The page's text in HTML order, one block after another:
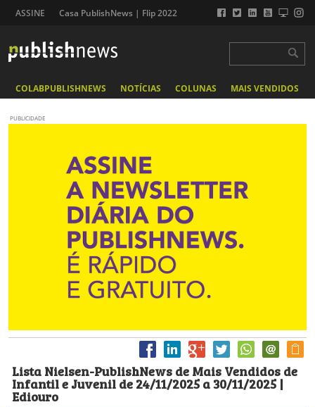
ASSINE Casa PublishNews | Flip 2022
COLABPUBLISHNEWS NOTÍCIAS COLUNAS MAIS VENDIDOS
PUBLICIDADE
Lista Nielsen-PublishNews de Mais Vendidos de
Infantil e Juvenil de 24/11/2025 a 30/11/2025 |
Ediouro